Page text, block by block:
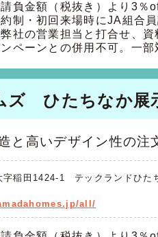
負金額（税抜き）より3％
制・初回来場時にJA組合
社の営業担当と打合せ、
ペーンとの併用不可。一
ズ ひたちなか展
と高いデザイン性の
字稲田1424-1 テックランドひた
all/